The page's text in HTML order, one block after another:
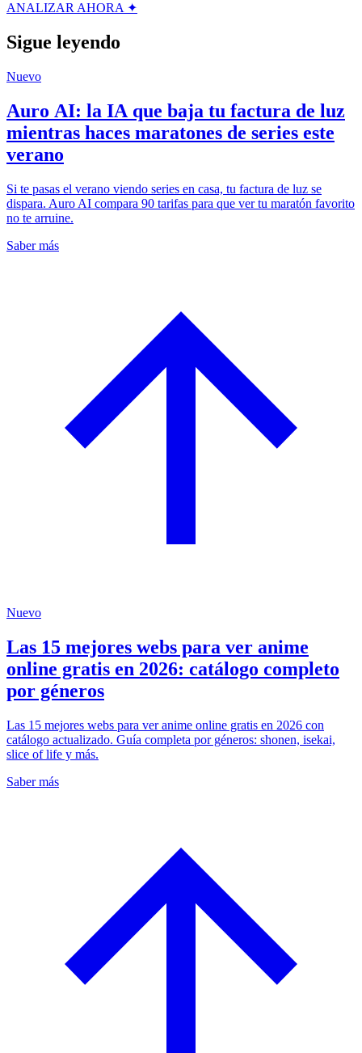
ANALIZAR AHORA ✦
Sigue leyendo
Nuevo
Auro AI: la IA que baja tu factura de luz
mientras haces maratones de series este
verano
Si te pasas el verano viendo series en casa, tu factura de luz se
dispara. Auro AI compara 90 tarifas para que ver tu maratón favorito
no te arruine.
Saber más
Nuevo
Las 15 mejores webs para ver anime
online gratis en 2026: catálogo completo
por géneros
Las 15 mejores webs para ver anime online gratis en 2026 con
catálogo actualizado. Guía completa por géneros: shonen, isekai,
slice of life y más.
Saber más